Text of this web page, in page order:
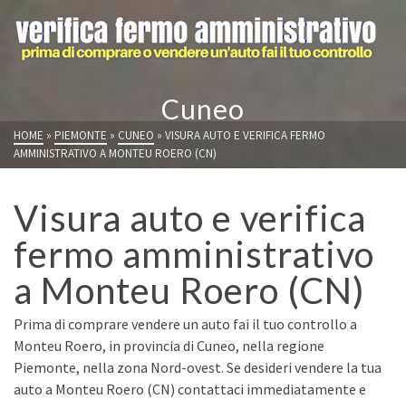
Cuneo
HOME » PIEMONTE » CUNEO » VISURA AUTO E VERIFICA FERMO
AMMINISTRATIVO A MONTEU ROERO (CN)
Visura auto e verifica
fermo amministrativo
a Monteu Roero (CN)
Prima di comprare vendere un auto fai il tuo controllo a
Monteu Roero, in provincia di Cuneo, nella regione
Piemonte, nella zona Nord-ovest. Se desideri vendere la tua
auto a Monteu Roero (CN) contattaci immediatamente e